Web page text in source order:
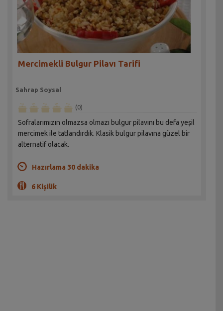
Mercimekli Bulgur Pilavı Tarifi
Sahrap Soysal
(0)
Sofralarımızın olmazsa olmazı bulgur pilavını bu defa yeşil
mercimek ile tatlandırdık. Klasik bulgur pilavına güzel bir
alternatif olacak.
Hazırlama 30 dakika
6 Kişilik